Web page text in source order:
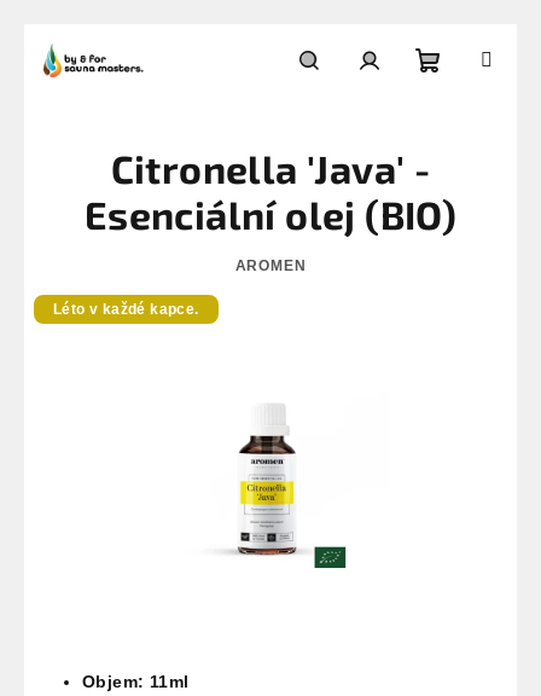
košík
Objem: 11ml
Citronella 'Java' -
Esenciální olej (BIO)
AROMEN
Léto v každé kapce.